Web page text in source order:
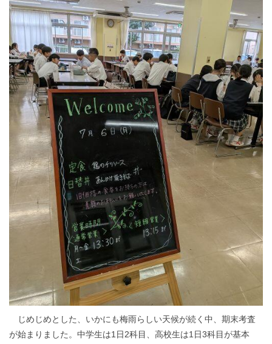
じめじめとした、いかにも梅雨らしい天候が続く中、期末考査
が始まりました。中学生は1日2科目、高校生は1日3科目が基本